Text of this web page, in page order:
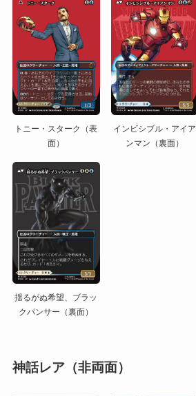
トニー・スターク（表
面）
インビシブル・アイア
ンマン（裏面）
揺るがぬ希望、ブラッ
クパンサー（裏面）
神話レア（非両面）